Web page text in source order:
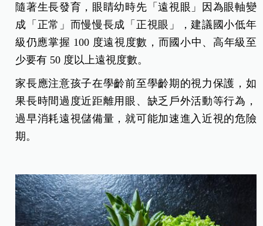
隨著生長發育，眼睛幼時先「遠視眼」因為眼軸變
成「正常」而慢慢長成「正視眼」，建議國小低年
級仍應掌握 100 度遠視度數，而國小中、高年級至
少要有 50 度以上遠視度數。
家長應注意孩子在學齡前至學齡期的視力保護，如
果長時間過度近距離用眼、缺乏戶外活動等行為，
過早消耗遠視儲備量，就可能加速進入近視的危險
期。